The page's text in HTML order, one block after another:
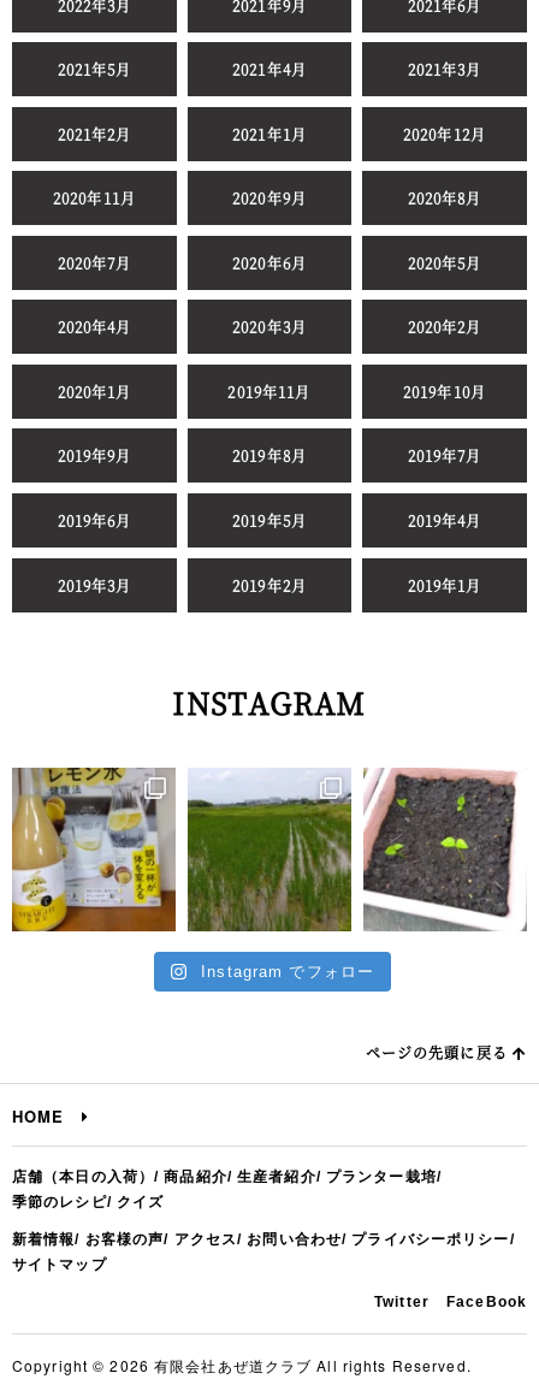
2022年3月 2021年9月 2021年6月
2021年5月 2021年4月 2021年3月
2021年2月 2021年1月 2020年12月
2020年11月 2020年9月 2020年8月
2020年7月 2020年6月 2020年5月
2020年4月 2020年3月 2020年2月
2020年1月 2019年11月 2019年10月
2019年9月 2019年8月 2019年7月
2019年6月 2019年5月 2019年4月
2019年3月 2019年2月 2019年1月
INSTAGRAM
Instagram でフォロー
ページの先頭に戻る
HOME
店舗（本日の入荷） 商品紹介 生産者紹介
プランター栽培
季節のレシピ
クイズ
新着情報 お客様の声 アクセス お問い合わせ
プライバシーポリシー
サイトマップ
Twitter FaceBook
Copyright © 2026 有限会社あぜ道クラブ All rights Reserved.